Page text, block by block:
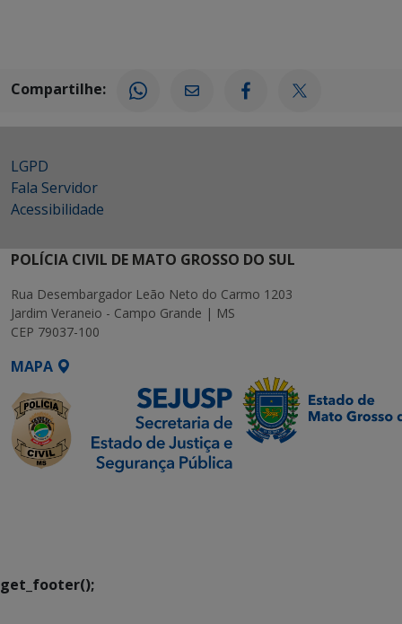
Compartilhe:
LGPD
Fala Servidor
Acessibilidade
POLÍCIA CIVIL DE MATO GROSSO DO SUL
Rua Desembargador Leão Neto do Carmo 1203
Jardim Veraneio - Campo Grande | MS
CEP 79037-100
MAPA
get_footer();